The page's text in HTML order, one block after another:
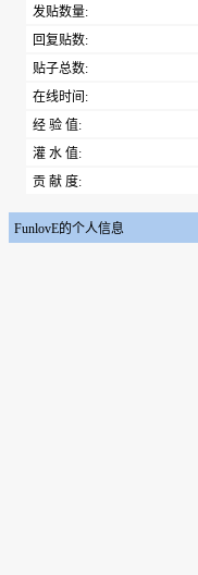
发贴数量:
回复贴数:
贴子总数:
在线时间:
经 验 值:
灌 水 值:
贡 献 度:
FunlovE的个人信息